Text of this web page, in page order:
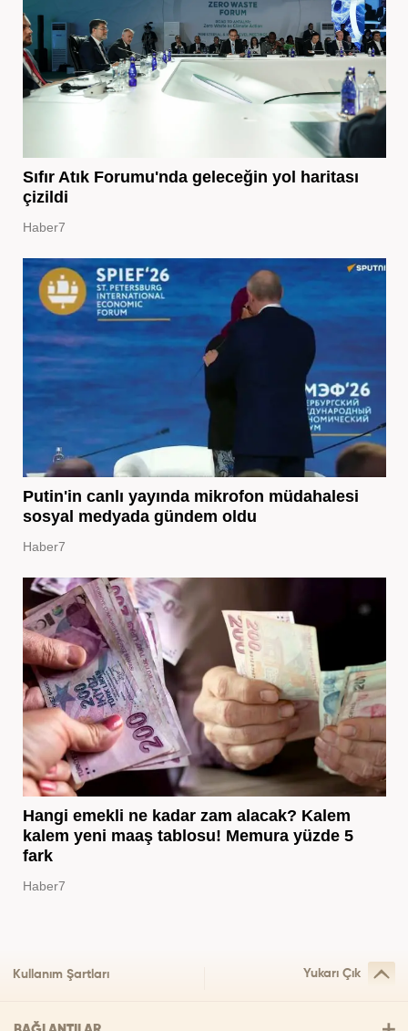
Sıfır Atık Forumu'nda geleceğin yol haritası
çizildi
Haber7
Putin'in canlı yayında mikrofon müdahalesi
sosyal medyada gündem oldu
Haber7
Hangi emekli ne kadar zam alacak? Kalem
kalem yeni maaş tablosu! Memura yüzde 5
fark
Haber7
Kullanım Şartları Yukarı Çık